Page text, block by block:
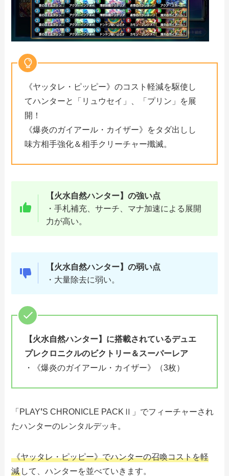
《ヤッタレ・ピッピー》のコスト軽減を駆使し
てハンターと「リュウセイ」、「プリン」を展
開！
《爆炎のガイアール・カイザー》をタダ出しし
味方相手強化＆相手クリーチャー殲滅。
【火水自然ハンター】の強い点
・手札補充、サーチ、マナ加速による展開
力が高い。
【火水自然ハンター】の弱い点
・大量除去に弱い。
【火水自然ハンター】に搭載されているデュエ
プレクロニクルのビクトリー＆スーパーレア
・《爆炎のガイアール・カイザー》（3枚）
「PLAY‛S CHRONICLE PACKⅡ」でフィーチャーされ
たハンターのレンタルデッキ。
《ヤッタレ・ピッピー》でハンターの召喚コストを軽
減 して、ハンターを並べていきます。